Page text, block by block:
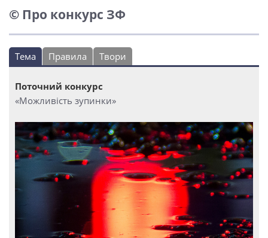
© Про конкурс ЗФ
Тема Правила Твори
Поточний конкурс
«Можливість зупинки»